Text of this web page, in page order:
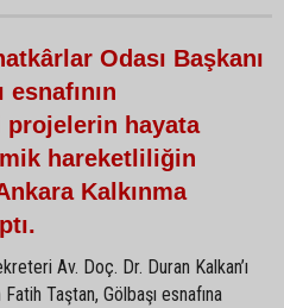
Odası Başkanı
hayata
hareketliliğin
Kalkınma
Av. Doç. Dr. Duran Kalkan’ı
Taştan, Gölbaşı esnafına